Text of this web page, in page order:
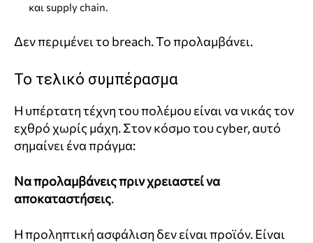
και supply chain.
Δεν περιμένει το breach. Το προλαμβάνει.
Το τελικό συμπέρασμα
Η υπέρτατη τέχνη του πολέμου είναι να νικάς τον
εχθρό χωρίς μάχη. Στον κόσμο του cyber, αυτό
σημαίνει ένα πράγμα:
Να προλαμβάνεις πριν χρειαστεί να
αποκαταστήσεις.
Η προληπτική ασφάλιση δεν είναι προϊόν. Είναι